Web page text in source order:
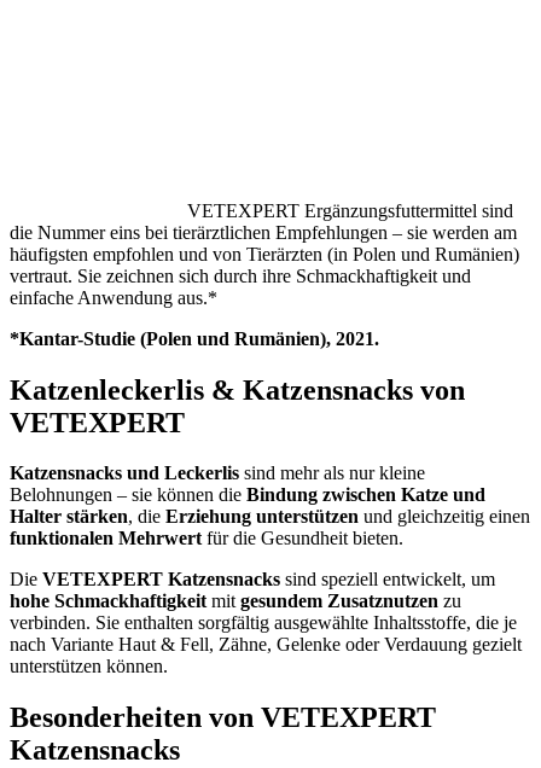
VETEXPERT Ergänzungsfuttermittel sind
die Nummer eins bei tierärztlichen Empfehlungen – sie werden am
häufigsten empfohlen und von Tierärzten (in Polen und Rumänien)
vertraut. Sie zeichnen sich durch ihre Schmackhaftigkeit und
einfache Anwendung aus.*
*Kantar-Studie (Polen und Rumänien), 2021.
Katzenleckerlis & Katzensnacks von
VETEXPERT
Katzensnacks und Leckerlis sind mehr als nur kleine
Belohnungen – sie können die Bindung zwischen Katze und
Halter stärken, die Erziehung unterstützen und gleichzeitig einen
funktionalen Mehrwertfür die Gesundheit bieten.
Die VETEXPERT Katzensnacks sind speziell entwickelt, um
hohe Schmackhaftigkeitmitgesundem Zusatznutzen zu
verbinden. Sie enthalten sorgfältig ausgewählte Inhaltsstoffe, die je
nach Variante Haut & Fell, Zähne, Gelenke oder Verdauung gezielt
unterstützen können.
Besonderheiten von VETEXPERT
Katzensnacks